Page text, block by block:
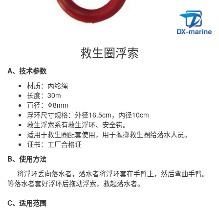
救生圈浮索
A、技术参数
材质：丙纶绳
长度：30m
直径：Φ8mm
浮环尺寸规格：外径16.5cm，内径10cm
救生浮索系有救生浮环、安全钩。
适用于救生圈配套使用，用于抛掷救生圈给落水人员。
证书：工厂合格证
B、使用方法
将浮环丢向落水者，落水者将浮环套在手臂上，然后弯曲手臂。
等落水者套好浮环后拖动浮索，救起落水者。
C、适用范围